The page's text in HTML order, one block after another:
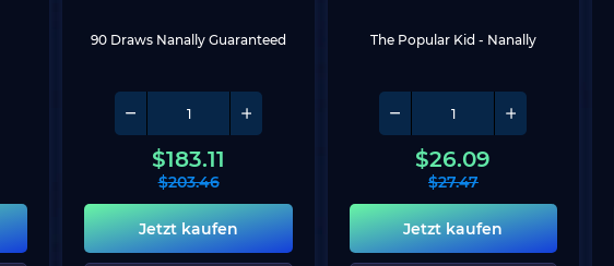
90 Draws Nanally Guaranteed
$183.11
$203.46
Jetzt kaufen
The Popular Kid - Nanally
$26.09
$27.47
Jetzt kaufen